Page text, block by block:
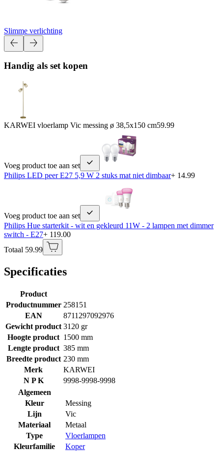
Slimme verlichting
Handig als set kopen
KARWEI vloerlamp Vic messing ø 38,5x150 cm59.99
Voeg product toe aan set
Philips LED peer E27 5,9 W 2 stuks mat niet dimbaar+ 14.99
Voeg product toe aan set
Philips Hue starterkit - wit en gekleurd 11W - 2 lampen met dimmer
switch - E27+ 119.00
Totaal 59.99
Specificaties
Product
Productnummer 258151
EAN
8711297092976
Gewicht product 3120 gr
Hoogte product 1500 mm
Lengte product 385 mm
Breedte product 230 mm
Merk
KARWEI
N P K
9998-9998-9998
Algemeen
Kleur
Messing
Lijn
Vic
Materiaal
Metaal
Type
Vloerlampen
Kleurfamilie
Koper